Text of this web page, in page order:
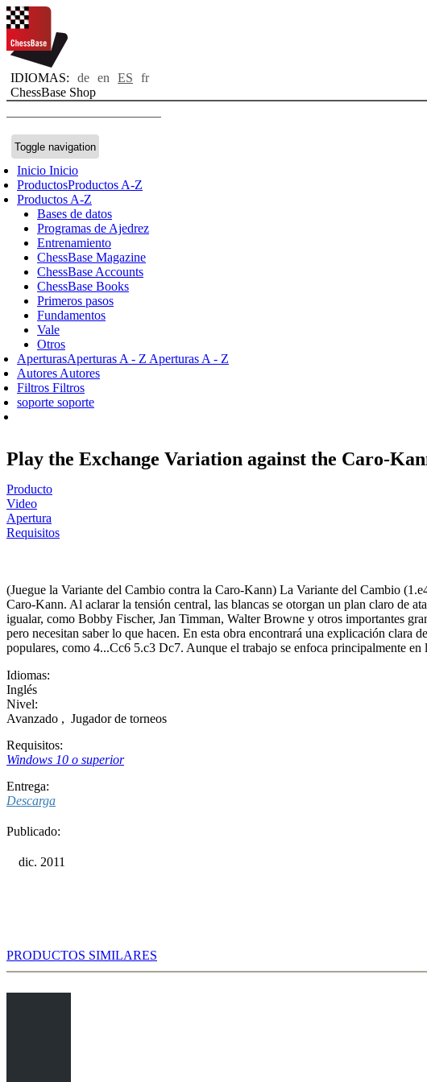
IDIOMAS: de en ES
fr
ChessBase Shop
Toggle navigation
Inicio Inicio
ProductosProductos A-Z
Productos A-Z
Bases de datos
Programas de Ajedrez
Entrenamiento
ChessBase Magazine
ChessBase Accounts
ChessBase Books
Primeros pasos
Fundamentos
Vale
Otros
AperturasAperturas A - Z Aperturas A - Z
Autores Autores
Filtros Filtros
soporte soporte
Play the Exchange Variation against the Caro-
Producto
Video
Apertura
Requisitos
(Juegue la Variante del Cambio contra la Caro-Kann) La Variante del Cambio
Caro-Kann. Al aclarar la tensión central, las blancas se otorgan un plan claro de
igualar, como Bobby Fischer, Jan Timman, Walter Browne y otros importantes
pero necesitan saber lo que hacen. En esta obra encontrará una explicación clara
populares, como 4...Cc6 5.c3 Dc7. Aunque el trabajo se enfoca principalmente
Idiomas:
Inglés
Nivel:
Avanzado , Jugador de torneos
Requisitos:
Windows 10 o superior
Entrega:
Descarga
Publicado:
dic. 2011
PRODUCTOS SIMILARES